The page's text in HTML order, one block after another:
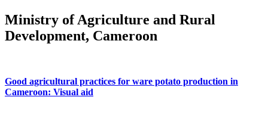
Ministry of Agriculture and Rural
Development, Cameroon
Good agricultural practices for ware potato production in
Cameroon: Visual aid